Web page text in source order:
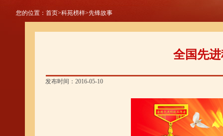
您的位置： 首页>科苑榜样>先锋故事
全国先
发布时间：2016-05-10